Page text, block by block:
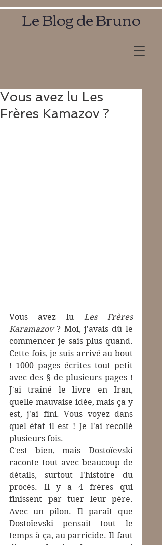
Le Blog de Bruno
Vous avez lu Les
Frères Kamazov ?
Vous avez lu Les Frères
Karamazov ? Moi, j'avais dû le
commencer je sais plus quand.
Cette fois, je suis arrivé au bout
! 1000 pages écrites tout petit
avec des § de plusieurs pages !
J'ai traîné le livre en Iran,
quelle mauvaise idée, mais ça y
est, j'ai fini. Vous voyez dans
quel état il est ! Je l'ai recollé
plusieurs fois.
C'est bien, mais Dostoïevski
raconte tout avec beaucoup de
détails, surtout l'histoire du
procès. Il y a 4 frères qui
finissent par tuer leur père.
Avec un pilon. Il paraît que
Dostoïevski pensait tout le
temps à ça, au parricide. Il faut